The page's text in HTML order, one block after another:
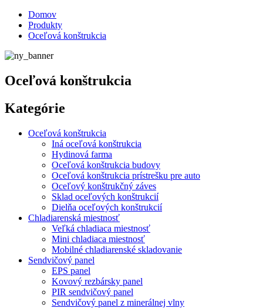
Domov
Produkty
Oceľová konštrukcia
Oceľová konštrukcia
Kategórie
Oceľová konštrukcia
Iná oceľová konštrukcia
Hydinová farma
Oceľová konštrukcia budovy
Oceľová konštrukcia prístrešku pre auto
Oceľový konštrukčný záves
Sklad oceľových konštrukcií
Dielňa oceľových konštrukcií
Chladiarenská miestnosť
Veľká chladiaca miestnosť
Mini chladiaca miestnosť
Mobilné chladiarenské skladovanie
Sendvičový panel
EPS panel
Kovový rezbársky panel
PIR sendvičový panel
Sendvičový panel z minerálnej vlny